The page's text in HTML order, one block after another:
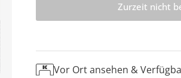
Zurzeit nicht
Vor Ort ansehen &